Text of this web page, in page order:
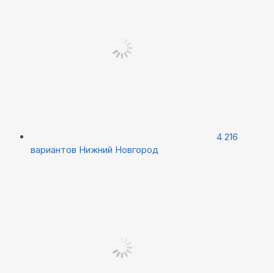
4 216
вариантов Нижний Новгород